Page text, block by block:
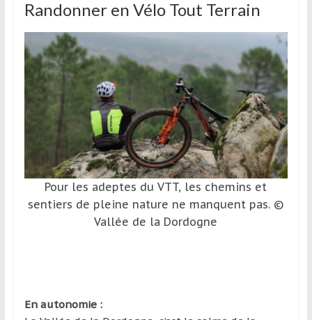
Randonner en Vélo Tout Terrain
Pour les adeptes du VTT, les chemins et
sentiers de pleine nature ne manquent pas. ©
Vallée de la Dordogne
En autonomie :